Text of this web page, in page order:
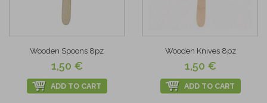
Wooden Spoons 8pz
1,50 €
ADD TO CART
Wooden Knives 8pz
1,50 €
ADD TO CART